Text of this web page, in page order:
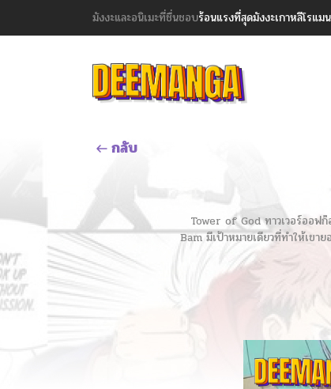
มังงะและอนิเมะที่ชื่นชอบร้อนแรงที่สุดมังงะเกาหลีโรแม
กลับ
Tower of God ทาวเวอร์ออฟก๊
Bam มีเป้าหมายเดียวที่ทำให้เขา